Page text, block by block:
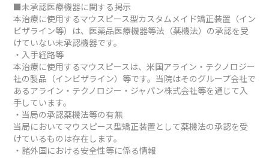
■未承認医療機器に関する掲示
本治療に使用するマウスピース型カスタムメイド矯正装置（イン
ビザライン等）は、医薬品医療機器等法（薬機法）の承認を受
けていない未承認機器です。
・入手経路等
本治療に使用するマウスピースは、米国アライン・テクノロジー
社の製品（インビザライン）等です。当院はそのグループ会社で
あるアライン・テクノロジー・ジャパン株式会社等を通じて入
手しています。
・当局の承認薬機法等の有無
当局においてマウスピース型矯正装置として薬機法の承認を受
けているものは存在します。
・諸外国における安全性等に係る情報